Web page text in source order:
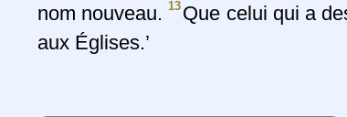
nom nouveau.13 Que celui qui a
aux Églises.’